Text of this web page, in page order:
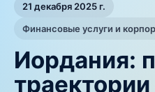
21 декабря 2025 г.
Финансовые услуги и
Иордания:
траектории